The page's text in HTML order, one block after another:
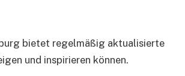
bietet regelmäßig aktualisierte
und inspirieren können.